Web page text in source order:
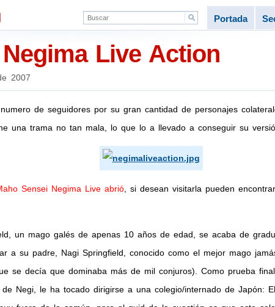
Portada
Live Action
2007
de seguidores por su gran cantidad de personajes
una trama no tan mala, lo que lo a llevado a conseguir su
Sensei Negima Live abrió, si desean visitarla pueden
un mago galés de apenas 10 años de edad, se acaba de
a su padre, Nagi Springfield, conocido como el mejor mago
se decía que dominaba más de mil conjuros). Como prueba
Negi, le ha tocado dirigirse a una colegio/internado de Japón: